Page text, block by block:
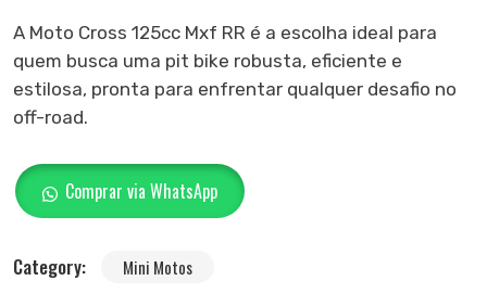
A Moto Cross 125cc Mxf RR é a escolha ideal para
quem busca uma pit bike robusta, eficiente e
estilosa, pronta para enfrentar qualquer desafio no
off-road.
Comprar via WhatsApp
Category: Mini Motos